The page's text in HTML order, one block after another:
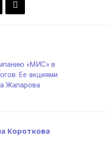
«МИС» в
Ее акциями
Жапарова
Короткова